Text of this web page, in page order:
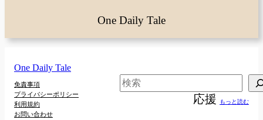
One Daily Tale
One Daily Tale
免責事項
プライバシーポリシー
利用規約
お問い合わせ
検
応援 もっと読む